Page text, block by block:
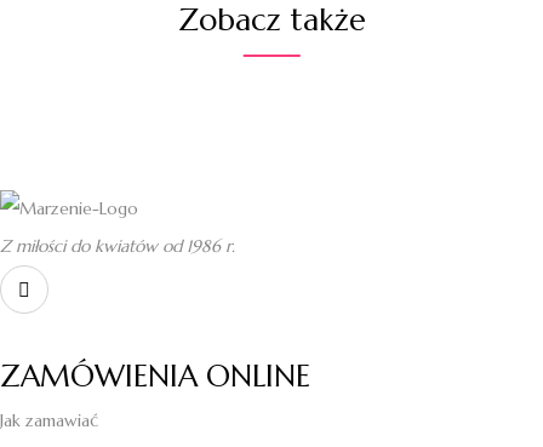
Zobacz także
Z miłości do kwiatów od 1986 r.
ZAMÓWIENIA ONLINE
Jak zamawiać